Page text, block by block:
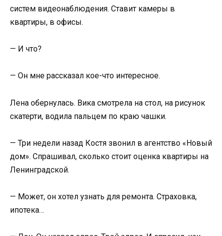
систем видеонаблюдения. Ставит камеры в
квартиры, в офисы.
— И что?
— Он мне рассказал кое-что интересное.
Лена обернулась. Вика смотрела на стол, на рисунок
скатерти, водила пальцем по краю чашки.
— Три недели назад Костя звонил в агентство «Новый
дом». Спрашивал, сколько стоит оценка квартиры на
Ленинградской.
— Может, он хотел узнать для ремонта. Страховка,
ипотека…